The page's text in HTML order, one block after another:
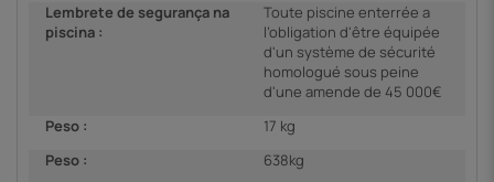
Lembrete de segurança na
piscina :
Toute piscine enterrée a
l’obligation d'être équipée
d'un système de sécurité
homologué sous peine
d'une amende de 45 000€
Peso :
17 kg
Peso :
638kg